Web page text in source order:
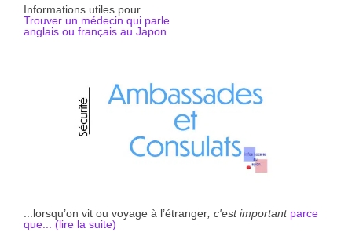
Informations utiles pour
Trouver un médecin qui parle
anglais ou français au Japon
...lorsqu’on vit ou voyage à l’étranger , c'est important parce
que... (lire la suite)